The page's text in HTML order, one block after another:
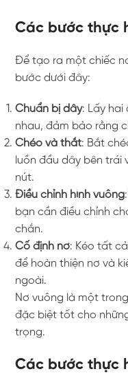
Các bước thực
Để tạo ra một chiếc
bước dưới đây:
Chuẩn bị dây: Lấy hai
nhau, đảm bảo rằng
Chéo và thắt: Bắt
luồn đầu dây bên
nút.
Điều chỉnh hình vuông
bạn cần điều chỉnh
chắn.
Cố định nơ: Kéo tất
để hoàn thiện nơ và
ngoài.
Nơ vuông là một
đặc biệt tốt cho
trọng.
Các bước thực